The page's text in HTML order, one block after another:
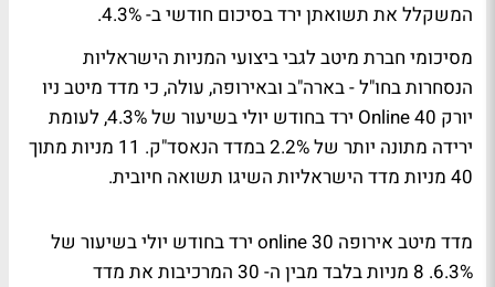
המשקלל את תשואתן ירד בסיכום חודשי ב- 4.3%.
מסיכומי חברת מיטב לגבי ביצועי המניות הישראליות
הנסחרות בחו"ל - בארה"ב ובאירופה, עולה, כי מדד מיטב ניו
יורק 40 Online ירד בחודש יולי בשיעור של 4.3%, לעומת
ירידה מתונה יותר של 2.2% במדד הנאסד"ק. 11 מניות מתוך
40 מניות מדד הישראליות השיגו תשואה חיובית.
מדד מיטב אירופה 30 online ירד בחודש יולי בשיעור של
6.3%. 8 מניות בלבד מבין ה- 30 המרכיבות את מדד